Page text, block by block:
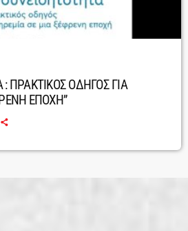
ΠΡΑΚΤΙΚΟΣ ΟΔΗΓΟΣ ΓΙΑ
ΕΠΟΧΗ”